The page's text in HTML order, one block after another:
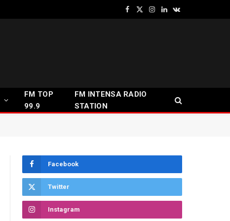
Facebook
X
Instagram
LinkedInVKontakte
FM TOP
99.9
FM INTENSA RADIO
STATION
Facebook
Twitter
Instagram